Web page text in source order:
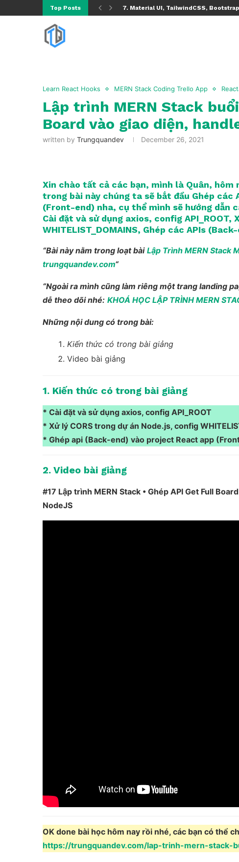
Top Posts 7. Material UI, TailwindCSS,
Learn React Hooks MERN Stack Coding Trello App
Lập trình MERN Stack
Board vào giao diện,
written by Trungquandev December 26, 2021
Xin chào tất cả các bạn, mình là Quân, hôm
trong bài này chúng ta sẽ bắt đầu Ghép
(Front-end) nha, cụ thể mình sẽ hướng dẫn
Cài đặt và sử dụng axios, config API_ROOT,
WHITELIST_DOMAINS, Ghép các APIs
“Bài này nằm trong loạt bài Lập Trình MERN Stack
trungquandev.com“
“Ngoài ra mình cũng làm riêng một trang landing
dễ theo dõi nhé: KHOÁ HỌC LẬP TRÌNH MERN
Những nội dung có trong bài:
Kiến thức có trong bài giảng
Video bài giảng
1. Kiến thức có trong bài giảng
* Cài đặt và sử dụng axios, config API_ROOT
* Xử lý CORS trong dự án Node.js, config
* Ghép api (Back-end) vào project React app
2. Video bài giảng
#17 Lập trình MERN Stack • Ghép API Get Full
NodeJS
OK done bài học hôm nay rồi nhé, các bạn có thể
https://trungquandev.com/lap-trinh-mern-stack-